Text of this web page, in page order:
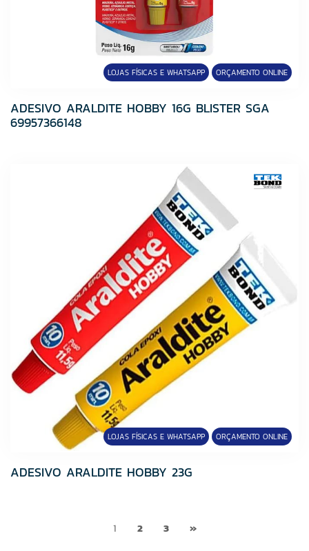
LOJAS FÍSICAS E WHATSAPP ORÇAMENTO ONLINE
ADESIVO ARALDITE HOBBY 16G BLISTER SGA
69957366148
LOJAS FÍSICAS E WHATSAPP ORÇAMENTO ONLINE
ADESIVO ARALDITE HOBBY 23G
1 2 3 »